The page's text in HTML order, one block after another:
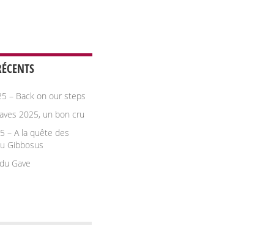
– Back on our steps
2025, un bon cru
– A la quête des
Gibbosus
Gave